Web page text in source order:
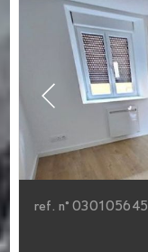
ref. n° 030105645